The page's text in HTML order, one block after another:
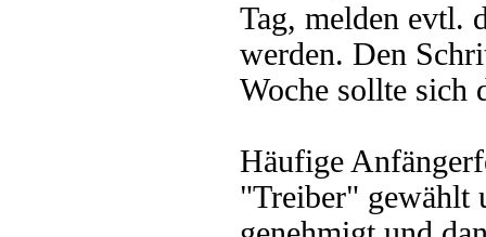
Tag, melden evtl.
werden. Den
Woche sollte sich
Häufige
"Treiber" gewählt